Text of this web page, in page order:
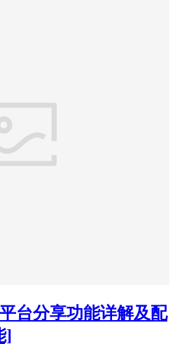
台分享功能详解及配
]